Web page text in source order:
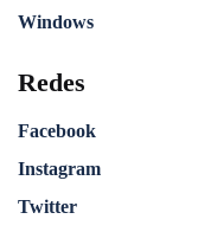
Windows
Redes
Facebook
Instagram
Twitter